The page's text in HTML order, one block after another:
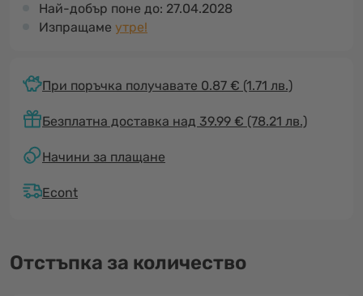
Най-добър поне до: 27.04.2028
Изпращаме утре!
При поръчка получавате 0.87 € (1.71 лв.)
Безплатна доставка над 39.99 € (78.21 лв.)
Начини за плащане
Econt
Отстъпка за количество